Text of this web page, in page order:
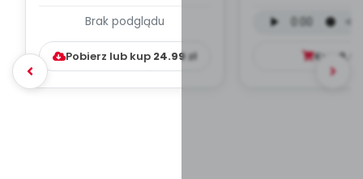
WYCHOWAWCZO –
DYDAKTYC...
Brak podglądu
Pobierz lub kup 24.99zł
mp3)
Kup 9.99